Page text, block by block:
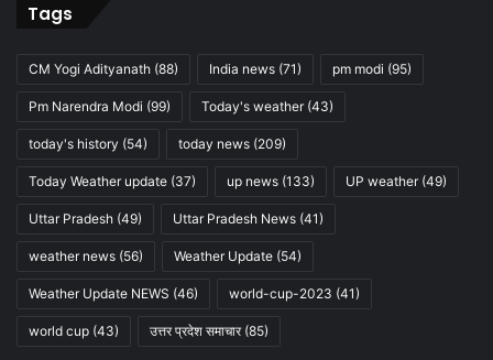
Tags
CM Yogi Adityanath (88) India news (71) pm modi (95)
Pm Narendra Modi (99) Today's weather(43)
today's history (54) today news (209)
Today Weather update (37) up news (133) UP weather(49)
Uttar Pradesh (49) Uttar Pradesh News (41)
weather news (56) Weather Update (54)
Weather Update NEWS (46) world-cup-2023 (41)
world cup (43) उत्तर प्रदेश समाचार(85)